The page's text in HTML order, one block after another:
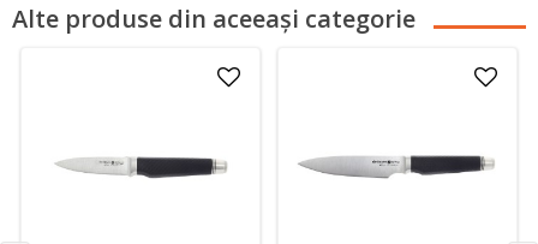
Alte produse din aceeași categorie